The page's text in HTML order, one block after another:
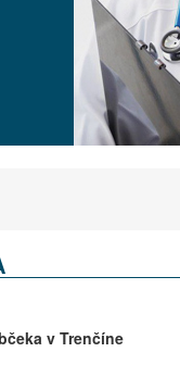
v Trenčíne